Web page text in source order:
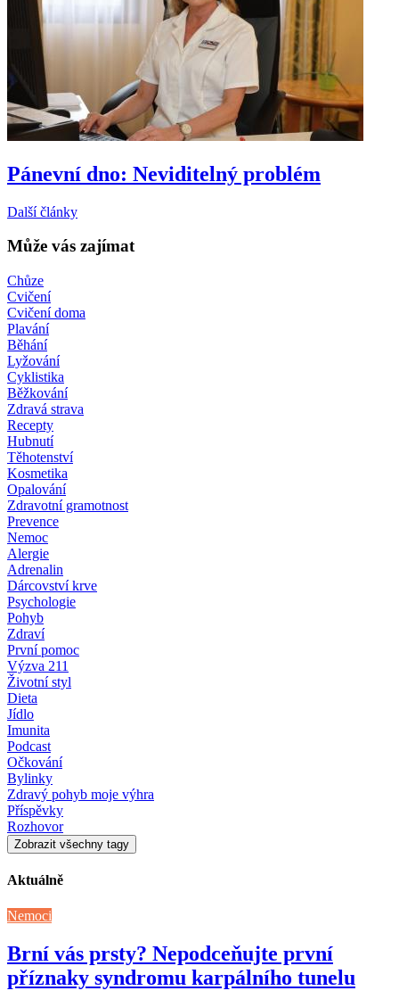
Pánevní dno: Neviditelný problém
Další články
Může vás zajímat
Chůze
Cvičení
Cvičení doma
Plavání
Běhání
Lyžování
Cyklistika
Běžkování
Zdravá strava
Recepty
Hubnutí
Těhotenství
Kosmetika
Opalování
Zdravotní gramotnost
Prevence
Nemoc
Alergie
Adrenalin
Dárcovství krve
Psychologie
Pohyb
Zdraví
První pomoc
Výzva 211
Životní styl
Dieta
Jídlo
Imunita
Podcast
Očkování
Bylinky
Zdravý pohyb moje výhra
Příspěvky
Rozhovor
Zobrazit všechny tagy
Aktuálně
Nemoci
Brní vás prsty? Nepodceňujte první
příznaky syndromu karpálního tunelu